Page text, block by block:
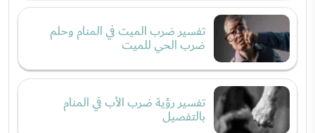
تفسير ضرب الميت في المنام وحلم
ضرب الحي للميت
تفسير رؤية ضرب الأب في المنام
بالتفصيل